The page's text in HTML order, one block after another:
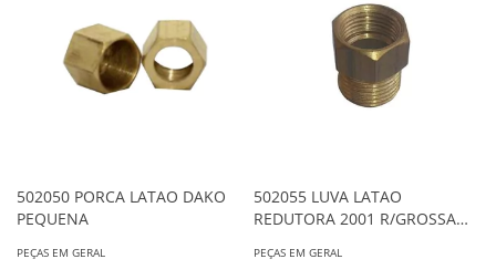
502050 PORCA LATAO DAKO
PEQUENA
PEÇAS EM GERAL
502055 LUVA LATAO
REDUTORA 2001 R/GROSSA
PEÇAS EM GERAL